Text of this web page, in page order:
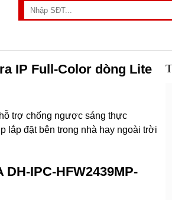
IP Full-Color dòng Lite
trợ chống ngược sáng thực
lắp đặt bên trong nhà hay ngoài trời
IPC-HFW2439MP-